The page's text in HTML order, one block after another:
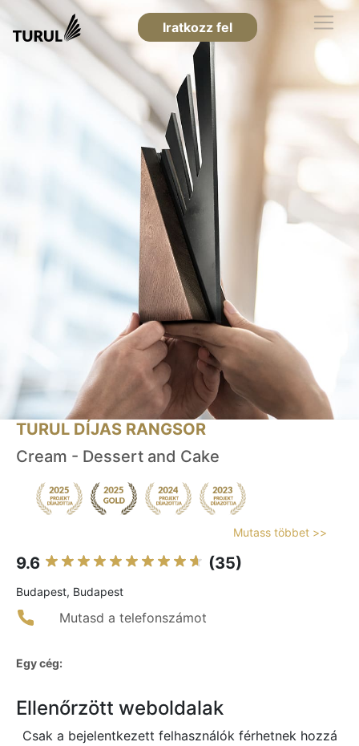
Iratkozz fel
TURUL DÍJAS RANGSOR
Cream - Dessert and Cake
Mutass többet >>
9.6 (35)
Budapest, Budapest
Mutasd a telefonszámot
Egy cég:
Ellenőrzött weboldalak
Csak a bejelentkezett felhasználók férhetnek hozzá